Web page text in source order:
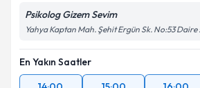
Psikolog Gizem Sevim
Yahya Kaptan Mah. Şehit Ergün Sk. No:53 Daire
En Yakın Saatler